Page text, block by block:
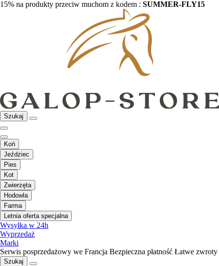
15% na produkty przeciw muchom z kodem : SUMMER-FLY15
Szukaj
Koń
Jeździec
Pies
Kot
Zwierzęta
Hodowla
Farma
Letnia oferta specjalna
Wysyłka w 24h
Wyprzedaż
Marki
Serwis posprzedażowy we Francja Bezpieczna płatność Łatwe zwroty
Szukaj